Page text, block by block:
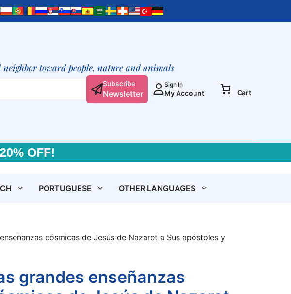
toward people, nature and animals
Subscribe
Newsletter
Sign In
My Account Cart
OFF!
PORTUGUESE OTHER LANGUAGES
cósmicas de Jesús de Nazaret a Sus apóstoles y
grandes enseñanzas
enseñanzas
cósmicas
a
Sus
apóstoles
y
quantity